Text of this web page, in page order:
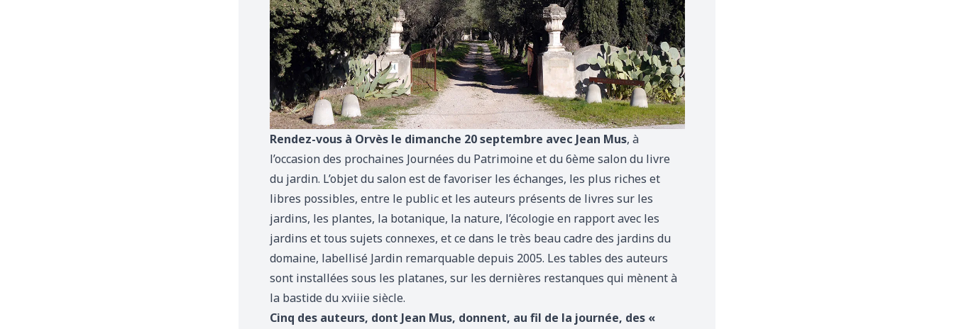
Rendez-vous à Orvès le dimanche 20 septembre avec Jean Mus, à
l’occasion des prochaines Journées du Patrimoine et du 6ème salon du livre
du jardin. L’objet du salon est de favoriser les échanges, les plus riches et
libres possibles, entre le public et les auteurs présents de livres sur les
jardins, les plantes, la botanique, la nature, l’écologie en rapport avec les
jardins et tous sujets connexes, et ce dans le très beau cadre des jardins du
domaine, labellisé Jardin remarquable depuis 2005. Les tables des auteurs
sont installées sous les platanes, sur les dernières restanques qui mènent à
la bastide du xviiie siècle.
Cinq des auteurs, dont Jean Mus, donnent, au fil de la journée, des «